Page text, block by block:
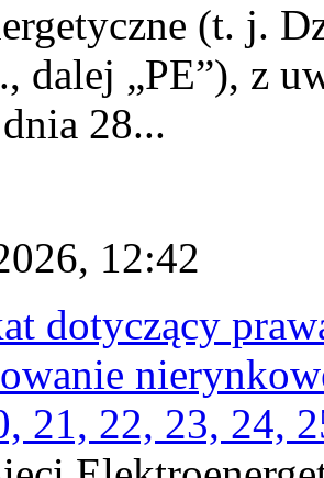
(t. j.
dalej „PE”), z
28...
12:42
dotyczący
21, 22, 23, 24,